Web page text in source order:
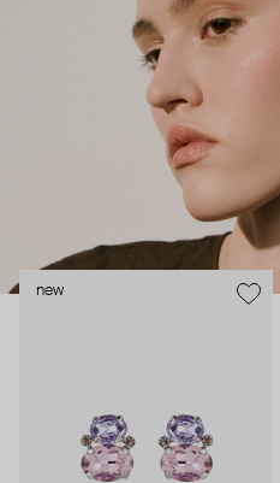
внушительный арсенал
поехать на вечеринку сразу из
new